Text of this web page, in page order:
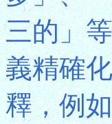
三的」
義精確
釋，例